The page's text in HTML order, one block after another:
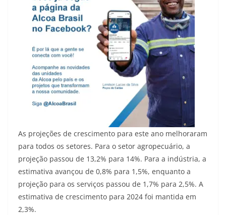
As projeções de crescimento para este ano melhoraram
para todos os setores. Para o setor agropecuário, a
projeção passou de 13,2% para 14%. Para a indústria, a
estimativa avançou de 0,8% para 1,5%, enquanto a
projeção para os serviços passou de 1,7% para 2,5%. A
estimativa de crescimento para 2024 foi mantida em
2,3%.